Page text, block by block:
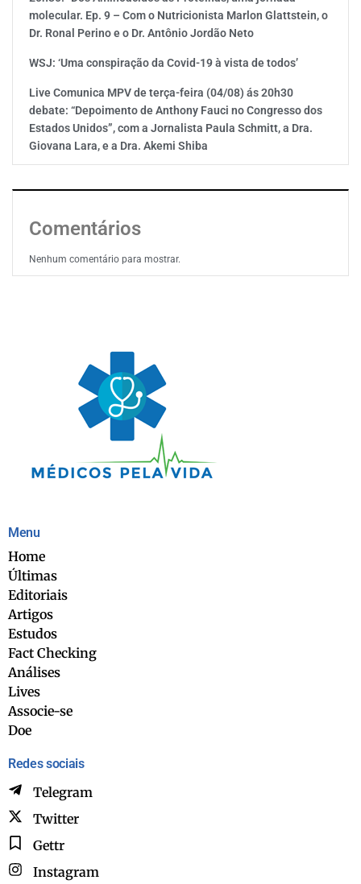
molecular. Ep. 9 – Com o Nutricionista Marlon Glattstein, o
Dr. Ronal Perino e o Dr. Antônio Jordão Neto
WSJ: ‘Uma conspiração da Covid-19 à vista de todos’
Live Comunica MPV de terça-feira (04/08) ás 20h30
debate: “Depoimento de Anthony Fauci no Congresso dos
Estados Unidos”, com a Jornalista Paula Schmitt, a Dra.
Giovana Lara, e a Dra. Akemi Shiba
Comentários
Nenhum comentário para mostrar.
Menu
Home
Últimas
Editoriais
Artigos
Estudos
Fact Checking
Análises
Lives
Associe-se
Doe
Redes sociais
Telegram
Twitter
Gettr
Instagram